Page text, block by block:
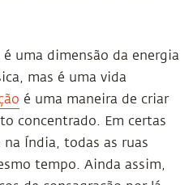
uma dimensão da energia
mas é uma vida
é uma maneira de criar
concentrado. Em certas
Índia, todas as ruas
tempo. Ainda assim,